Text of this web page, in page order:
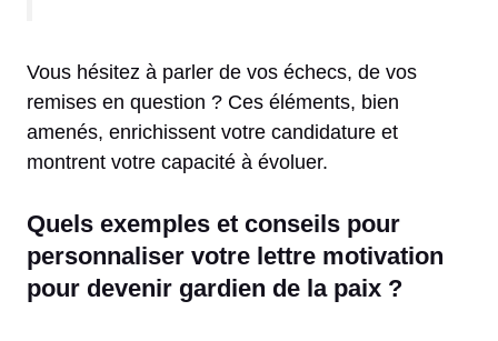
Vous hésitez à parler de vos échecs, de vos
remises en question ? Ces éléments, bien
amenés, enrichissent votre candidature et
montrent votre capacité à évoluer.
Quels exemples et conseils pour
personnaliser votre lettre motivation
pour devenir gardien de la paix ?